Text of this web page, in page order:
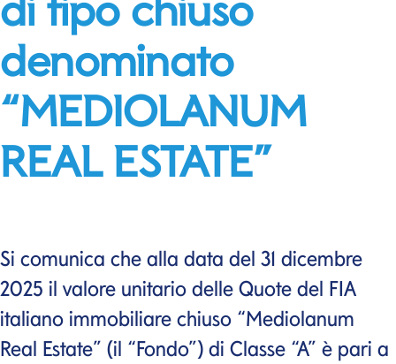
di tipo chiuso
denominato
“MEDIOLANUM
REAL ESTATE”
Si comunica che alla data del 31 dicembre
2025 il valore unitario delle Quote del FIA
italiano immobiliare chiuso “Mediolanum
Real Estate” (il “Fondo”) di Classe “A” è pari a